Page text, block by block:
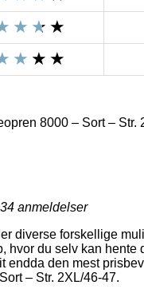
8000 – Sort – Str.
34 anmeldelser
diverse forskellige
hvor du selv kan
den mest
– Str. 2XL/46-47.